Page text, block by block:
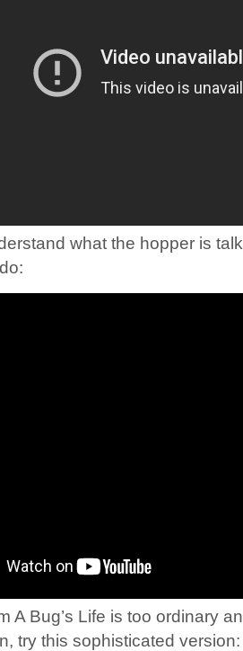
what the hopper is
A Bug’s Life is too ordinary
try this sophisticated version: